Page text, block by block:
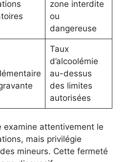
zone interdite
ou
dangereuse
Taux
d’alcoolémie
au-dessus
des limites
autorisées
examine attentivement le
mais privilégie
mineurs. Cette fermeté